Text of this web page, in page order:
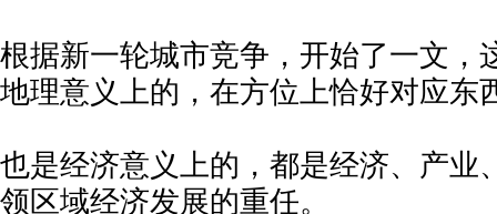
根据新一轮城市竞争，开始了一文，
地理意义上的，在方位上恰好对应东
也是经济意义上的，都是经济、产业
领区域经济发展的重任。